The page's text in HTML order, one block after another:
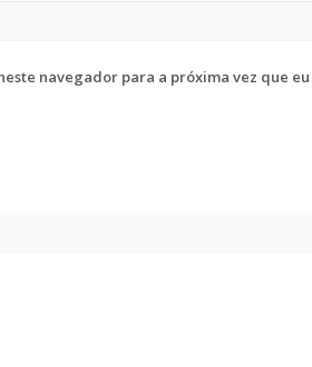
navegador para a próxima vez que